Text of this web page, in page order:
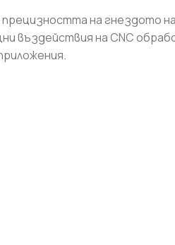
на гнездото
въздействия на CNC